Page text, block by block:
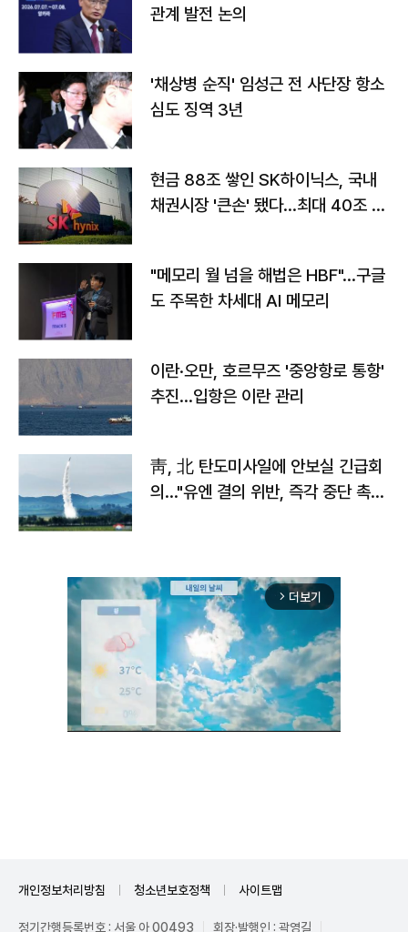
관계 발전 논의
'채상병 순직' 임성근 전 사단장 항소
심도 징역 3년
현금 88조 쌓인 SK하이닉스, 국내
채권시장 '큰손' 됐다…최대 40조 투
"메모리 월 넘을 해법은 HBF"…구글
도 주목한 차세대 AI 메모리
이란·오만, 호르무즈 '중앙항로 통항'
추진…입항은 이란 관리
靑, 北 탄도미사일에 안보실 긴급회
의…"유엔 결의 위반, 즉각 중단 촉
arrow_forward_ios 더보기
개인정보처리방침 청소년보호정책 사이트맵
정기간행등록번호 : 서울 아 00493 회장·발행인 : 곽영길